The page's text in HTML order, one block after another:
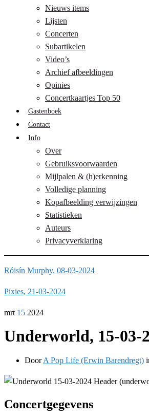
Nieuws items
Lijsten
Concerten
Subartikelen
Video’s
Archief afbeeldingen
Opinies
Concertkaartjes Top 50
Gastenboek
Contact
Info
Over
Gebruiksvoorwaarden
Mijlpalen & (h)erkenning
Volledige planning
Kopafbeelding verwijzingen
Statistieken
Auteurs
Privacyverklaring
Róisín Murphy, 08-03-2024
Pixies, 21-03-2024
mrt 15 2024
Underworld, 15-03-
DoorA Pop Life (Erwin Barendregt)
Concertgegevens